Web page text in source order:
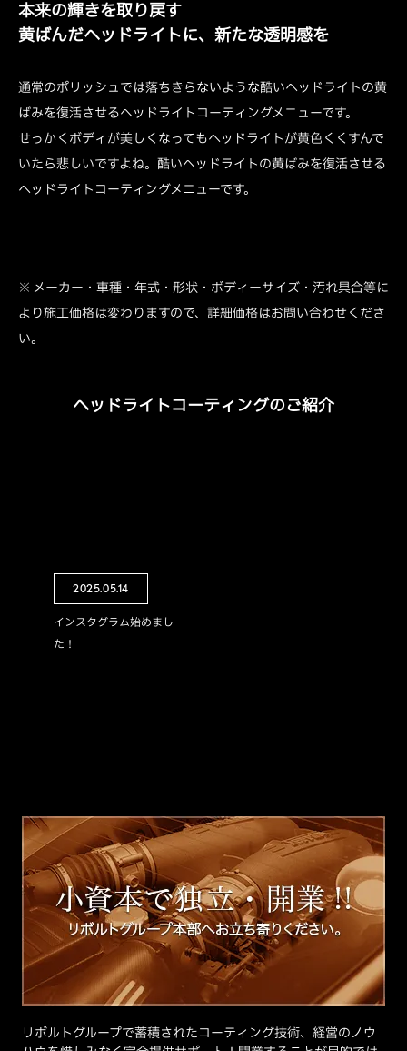
本来の輝きを取り戻す
黄ばんだヘッドライトに、新たな透明感を
通常のポリッシュでは落ちきらないような酷いヘッドライトの黄
ばみを復活させるヘッドライトコーティングメニューです。
せっかくボディが美しくなってもヘッドライトが黄色くくすんで
いたら悲しいですよね。酷いヘッドライトの黄ばみを復活させる
ヘッドライトコーティングメニューです。
※ メーカー・車種・年式・形状・ボディーサイズ・汚れ具合等に
より施工価格は変わりますので、詳細価格はお問い合わせくださ
い。
ヘッドライトコーティングのご紹介
2025.05.14
インスタグラム始めまし
た！
リボルトグループで蓄積されたコーティング技術、経営のノウ